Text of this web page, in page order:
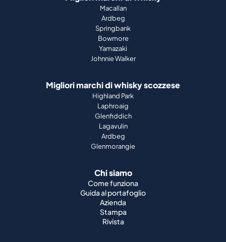
Macallan
Ardbeg
Springbank
Bowmore
Yamazaki
Johnnie Walker
Migliori marchi di whisky scozzese
Highland Park
Laphroaig
Glenfiddich
Lagavulin
Ardbeg
Glenmorangie
Chi siamo
Come funziona
Guida al portafoglio
Azienda
Stampa
Rivista